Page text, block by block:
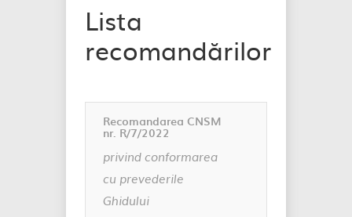
Lista
recomandărilor
Recomandarea CNSM
nr. R/7/2022
privind conformarea
cu prevederile
Ghidului